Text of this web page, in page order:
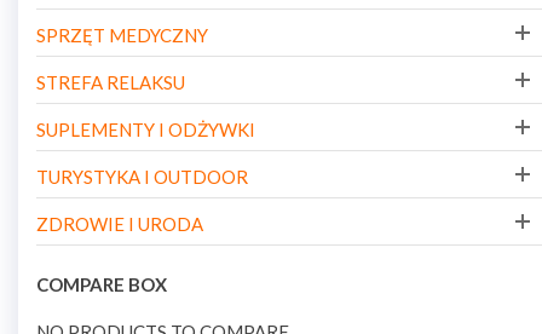
SPRZĘT MEDYCZNY
STREFA RELAKSU
SUPLEMENTY I ODŻYWKI
TURYSTYKA I OUTDOOR
ZDROWIE I URODA
COMPARE BOX